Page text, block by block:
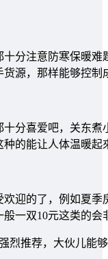
分注意防寒保暖
源，那样能够控
分喜爱吧，关东
的能让人体温暖
迎的了，例如夏
一双10元这类的会
烈推荐，大伙儿能